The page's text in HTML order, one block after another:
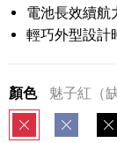
電池長效續航
輕巧外型設計
顏色 魅子紅（
魅子紅 帥性藍 不